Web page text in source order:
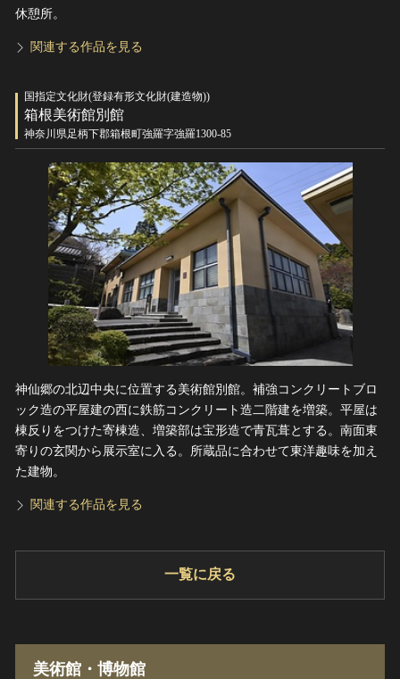
休憩所。
関連する作品を見る
国指定文化財(登録有形文化財(建造物))
箱根美術館別館
神奈川県足柄下郡箱根町強羅字強羅1300-85
神仙郷の北辺中央に位置する美術館別館。補強コンクリートブロ
ック造の平屋建の西に鉄筋コンクリート造二階建を増築。平屋は
棟反りをつけた寄棟造、増築部は宝形造で青瓦葺とする。南面東
寄りの玄関から展示室に入る。所蔵品に合わせて東洋趣味を加え
た建物。
関連する作品を見る
一覧に戻る
美術館・博物館